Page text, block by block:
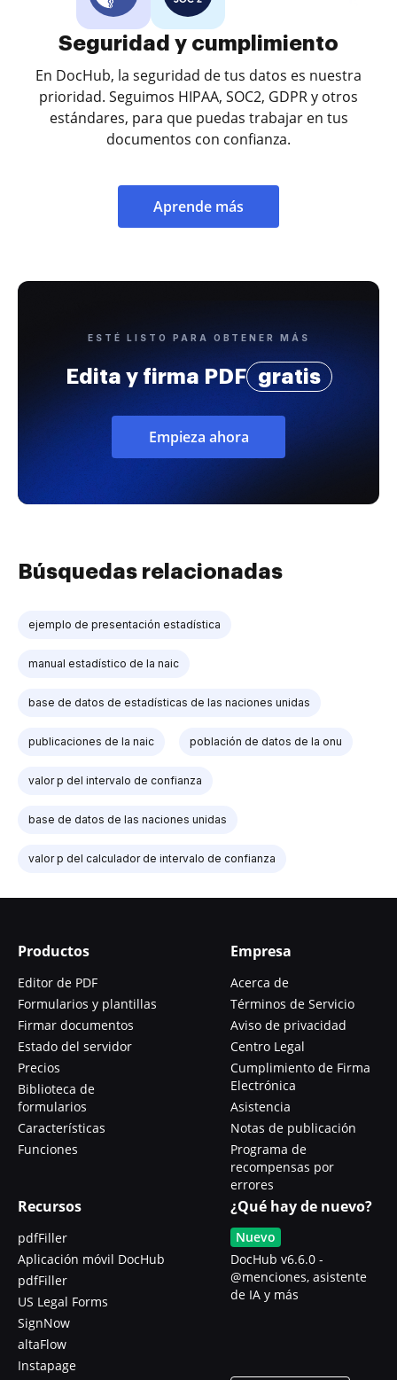
Seguridad y cumplimiento
En DocHub, la seguridad de tus datos es nuestra
prioridad. Seguimos HIPAA, SOC2, GDPR y otros
estándares, para que puedas trabajar en tus
documentos con confianza.
Aprende más
ESTÉ LISTO PARA OBTENER MÁS
Edita y firma PDF gratis
Empieza ahora
Búsquedas relacionadas
ejemplo de presentación estadística
manual estadístico de la naic
base de datos de estadísticas de las naciones unidas
publicaciones de la naic población de datos de la onu
valor p del intervalo de confianza
base de datos de las naciones unidas
valor p del calculador de intervalo de confianza
Productos
Editor de PDF
Formularios y plantillas
Firmar documentos
Estado del servidor
Precios
Biblioteca de
formularios
Características
Funciones
Empresa
Acerca de
Términos de Servicio
Aviso de privacidad
Centro Legal
Cumplimiento de Firma
Electrónica
Asistencia
Notas de publicación
Programa de
recompensas por
errores
Recursos
pdfFiller
Aplicación móvil DocHub
pdfFiller
US Legal Forms
SignNow
altaFlow
Instapage
¿Qué hay de nuevo?
Nuevo
DocHub v6.6.0 -
@menciones, asistente
de IA y más